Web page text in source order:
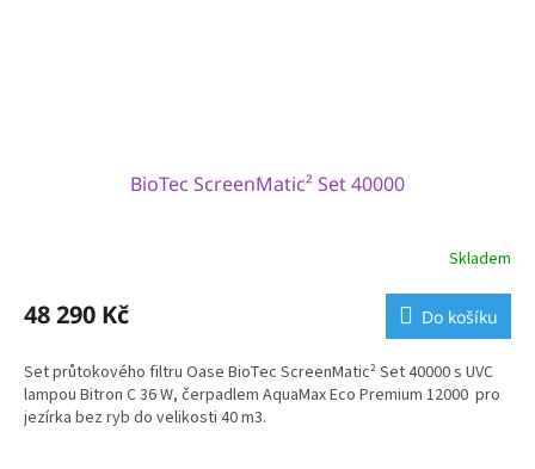
BioTec ScreenMatic² Set 40000
Skladem
48 290 Kč Do košíku
Set průtokového filtru Oase BioTec ScreenMatic² Set 40000 s UVC
lampou Bitron C 36 W, čerpadlem AquaMax Eco Premium 12000 pro
jezírka bez ryb do velikosti 40 m3.